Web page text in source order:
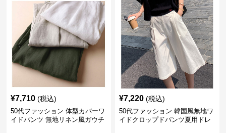
¥7,710 (税込)
50代ファッション 体型カバーワ
イドパンツ 無地リネン風ガウチ
¥7,220 (税込)
50代ファッション 韓国風無地ワ
イドクロップドパンツ夏用ドレ